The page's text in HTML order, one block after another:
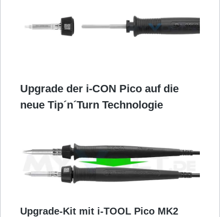
Upgrade der i-CON Pico auf die
neue Tip´n´Turn Technologie
Upgrade-Kit mit i-TOOL Pico MK2